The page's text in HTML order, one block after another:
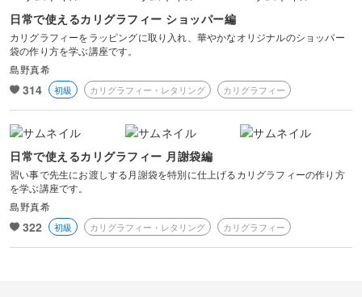
日常で使えるカリグラフィー ショッパー編
カリグラフィーをラッピングに取り入れ、華やかなオリジナルのショッパー
袋の作り方を学ぶ講座です。
島野真希
314 初級 カリグラフィー・レタリング カリグラフィー
日常で使えるカリグラフィー 月謝袋編
習い事で先生にお渡しする月謝袋を特別に仕上げるカリグラフィーの作り方
を学ぶ講座です。
島野真希
322 初級 カリグラフィー・レタリング カリグラフィー